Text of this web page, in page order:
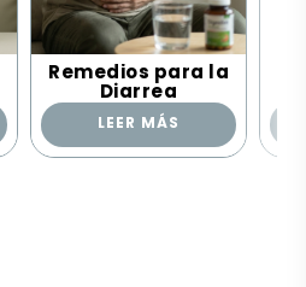
Remedios para la
Diarrea
LEER MÁS